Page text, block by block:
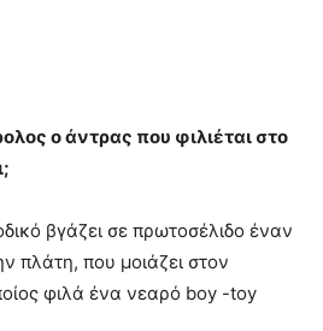
ο άντρας που φιλιέται στο
βγάζει σε πρωτοσέλιδο έναν
πλάτη, που μοιάζει στον
φιλά ένα νεαρό boy -toy